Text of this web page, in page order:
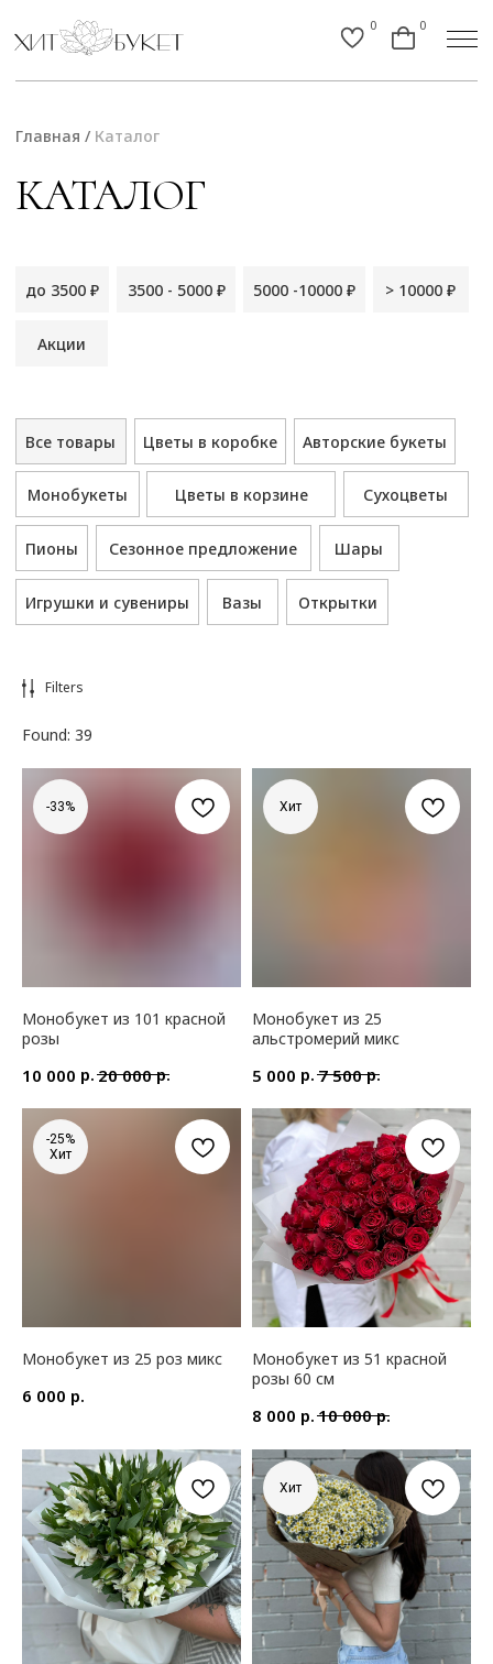
КАТАЛОГ
до 3500 ₽ 3500 - 5000 ₽ 5000 -10000 ₽
Монобукеты
Filters
Found: 39
-33%
Монобукет из 101 красной
розы
10 000 р. 20 000 р.
Хит
Монобукет из 25
альстромерий микс
5 000 р. 7 500 р.
-25%
Хит
Монобукет из 25 роз микс
6 000 р.
Монобукет из 51 красной
розы 60 см
8 000 р. 10 000 р.
Хит